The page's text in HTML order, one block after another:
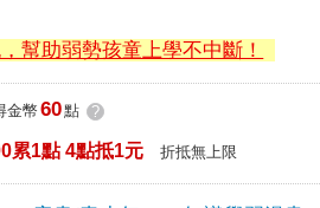
幫助弱勢孩童上學不中斷！
金幣 60點 ?
累1點 4點抵1元 折抵無上限